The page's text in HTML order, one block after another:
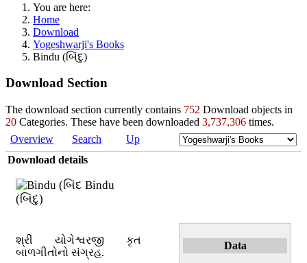
You are here:
Home
Download
Yogeshwarji's Books
Bindu (બિંદુ)
Download Section
The download section currently contains 752 Download objects in
20 Categories. These have been downloaded 3,737,306 times.
Overview
Search
Up
Download details
Bindu
(બિંદુ)
શ્રી યોગેશ્વરજી કૃત
બાળગીતોનો સંગ્રહ.
Data